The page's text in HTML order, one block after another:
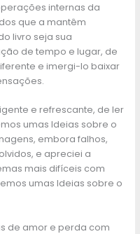
internas da
que a mantêm
livro seja sua
de tempo e lugar, de
e imergi-lo baixar
e refrescante, de ler
umas Ideias sobre o
embora falhos,
e apreciei a
mais difíceis com
umas Ideias sobre o
de amor e perda com